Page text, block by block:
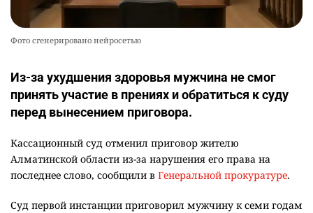
Фото сгенерировано нейросетью
Из-за ухудшения здоровья мужчина не смог
принять участие в прениях и обратиться к суду
перед вынесением приговора.
Кассационный суд отменил приговор жителю
Алматинской области из-за нарушения его права на
последнее слово, сообщили в Генеральной прокуратуре.
Суд первой инстанции приговорил мужчину к семи годам